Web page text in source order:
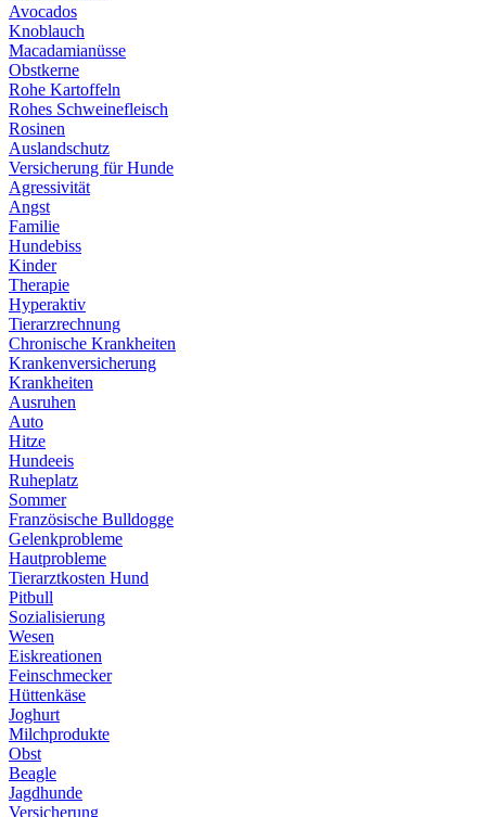
Avocados
Knoblauch
Macadamianüsse
Obstkerne
Rohe Kartoffeln
Rohes Schweinefleisch
Rosinen
Auslandschutz
Versicherung für Hunde
Agressivität
Angst
Familie
Hundebiss
Kinder
Therapie
Hyperaktiv
Tierarzrechnung
Chronische Krankheiten
Krankenversicherung
Krankheiten
Ausruhen
Auto
Hitze
Hundeeis
Ruheplatz
Sommer
Französische Bulldogge
Gelenkprobleme
Hautprobleme
Tierarztkosten Hund
Pitbull
Sozialisierung
Wesen
Eiskreationen
Feinschmecker
Hüttenkäse
Joghurt
Milchprodukte
Obst
Beagle
Jagdhunde
Versicherung